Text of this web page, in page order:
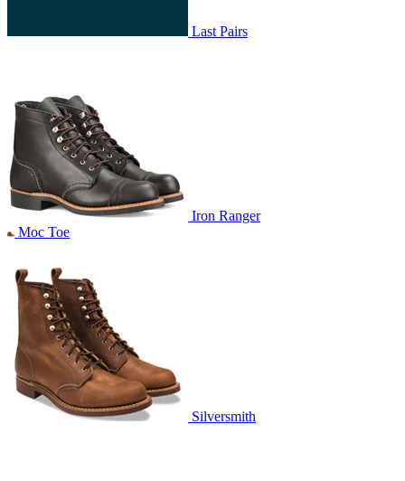
Last Pairs
Iron Ranger
Moc Toe
Silversmith